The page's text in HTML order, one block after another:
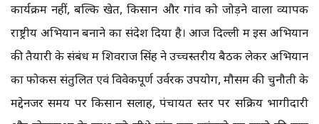
कार्यक्रम नहीं, बल्कि खेत, किसान और गांव को जोड़ने वाला व्यापक
राष्ट्रीय अभियान बनाने का संदेश दिया है। आज दिल्ली में इस अभियान
की तैयारी के संबंध में शिवराज सिंह ने उच्चस्तरीय बैठक लेकर अभियान
का फोकस संतुलित एवं विवेकपूर्ण उर्वरक उपयोग, मौसम की चुनौती के
मद्देनजर समय पर किसान सलाह, पंचायत स्तर पर सक्रिय भागीदारी